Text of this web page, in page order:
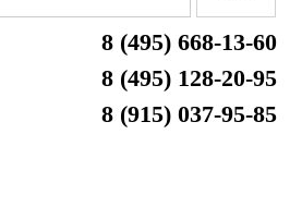
8 (495) 668-13-60
8 (495) 128-20-95
8 (915) 037-95-85